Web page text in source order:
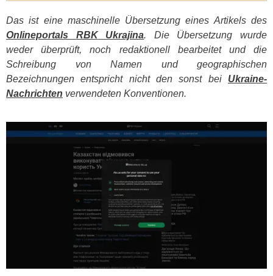
Das ist eine maschinelle Übersetzung eines Artikels des
Onlineportals RBKUkrajina. Die Übersetzung wurde
weder überprüft, noch redaktionell bearbeitet und die
Schreibung von Namen und geographischen
Bezeichnungen entspricht nicht den sonst bei Ukraine-
Nachrichten verwendeten Konventionen.